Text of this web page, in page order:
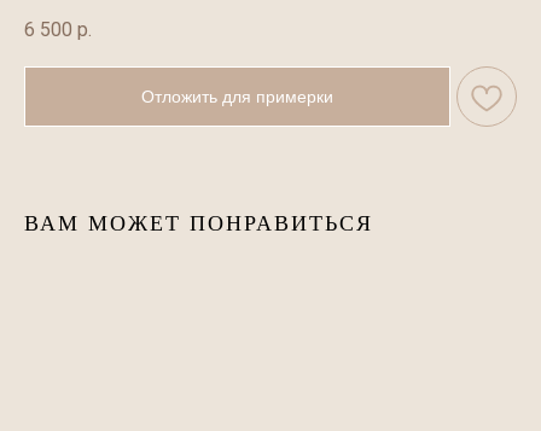
6 500 р.
Отложить для примерки
ВАМ МОЖЕТ ПОНРАВИТЬСЯ